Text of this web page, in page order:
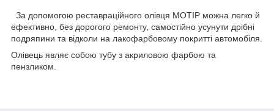
За допомогою реставраційного олівця MOTIP можна легко й
ефективно, без дорогого ремонту, самостійно усунути дрібні
подряпини та відколи на лакофарбовому покритті автомобіля.
Олівець являє собою тубу з акриловою фарбою та
пензликом.